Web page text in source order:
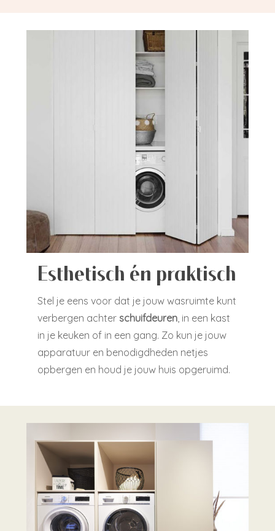
Esthetisch én praktisch
Stel je eens voor dat je jouw wasruimte kunt
verbergen achter schuifdeuren, in een kast
in je keuken of in een gang. Zo kun je jouw
apparatuur en benodigdheden netjes
opbergen en houd je jouw huis opgeruimd.